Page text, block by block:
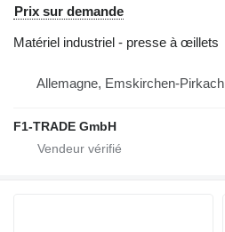
Prix sur demande
Matériel industriel - presse à œillets
Allemagne, Emskirchen-Pirkach
F1-TRADE GmbH